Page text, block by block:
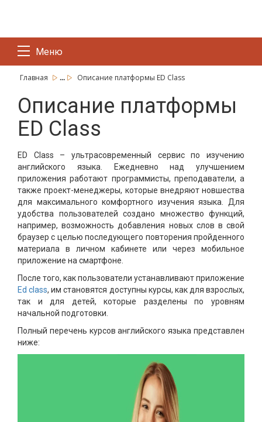
Меню
Главная ... Описание платформы ED Class
Описание платформы
ED Class
ED Class – ультрасовременный сервис по изучению
английского языка. Ежедневно над улучшением
приложения работают программисты, преподаватели, а
также проект-менеджеры, которые внедряют новшества
для максимального комфортного изучения языка. Для
удобства пользователей создано множество функций,
например, возможность добавления новых слов в свой
браузер с целью последующего повторения пройденного
материала в личном кабинете или через мобильное
приложение на смартфоне.
После того, как пользователи устанавливают приложение
Ed class, им становятся доступны курсы, как для взрослых,
так и для детей, которые разделены по уровням
начальной подготовки.
Полный перечень курсов английского языка представлен
ниже: